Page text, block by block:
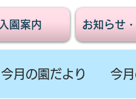
入園案内 お知らせ
今月の園だより 今